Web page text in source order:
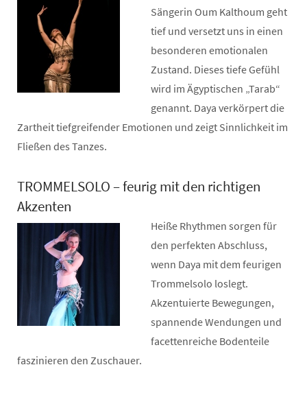
Sängerin Oum Kalthoum geht
tief und versetzt uns in einen
besonderen emotionalen
Zustand. Dieses tiefe Gefühl
wird im Ägyptischen „Tarab“
genannt. Daya verkörpert die
Zartheit tiefgreifender Emotionen und zeigt Sinnlichkeit im
Fließen des Tanzes.
TROMMELSOLO – feurig mit den richtigen
Akzenten
Heiße Rhythmen sorgen für
den perfekten Abschluss,
wenn Daya mit dem feurigen
Trommelsolo loslegt.
Akzentuierte Bewegungen,
spannende Wendungen und
facettenreiche Bodenteile
faszinieren den Zuschauer.